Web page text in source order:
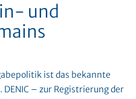
und
ist das bekannte
– zur Registrierung der